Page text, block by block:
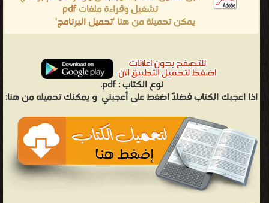
تشغيل وقراءة ملفاتpdf
يمكن تحميلة من هنا 'تحميل البرنامج'
نوع الكتاب :pdf.
اذا اعجبك الكتاب فضلاً اضغط على أعجبني و يمكنك تحميله من هنا: